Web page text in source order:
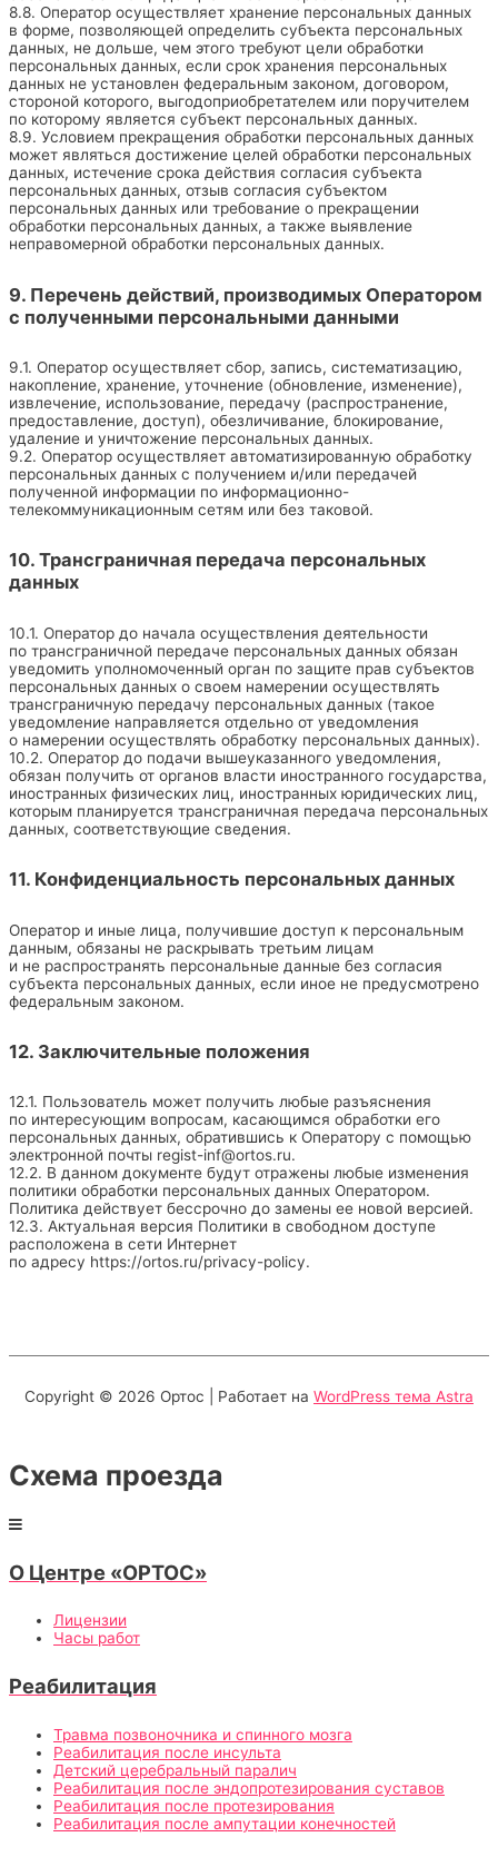
8.8. Оператор осуществляет хранение персональных данных
в форме, позволяющей определить субъекта персональных
данных, не дольше, чем этого требуют цели обработки
персональных данных, если срок хранения персональных
данных не установлен федеральным законом, договором,
стороной которого, выгодоприобретателем или поручителем
по которому является субъект персональных данных.
8.9. Условием прекращения обработки персональных данных
может являться достижение целей обработки персональных
данных, истечение срока действия согласия субъекта
персональных данных, отзыв согласия субъектом
персональных данных или требование о прекращении
обработки персональных данных, а также выявление
неправомерной обработки персональных данных.
9. Перечень действий, производимых Оператором
с полученными персональными данными
9.1. Оператор осуществляет сбор, запись, систематизацию,
накопление, хранение, уточнение (обновление, изменение),
извлечение, использование, передачу (распространение,
предоставление, доступ), обезличивание, блокирование,
удаление и уничтожение персональных данных.
9.2. Оператор осуществляет автоматизированную обработку
персональных данных с получением и/или передачей
полученной информации по информационно-
телекоммуникационным сетям или без таковой.
10. Трансграничная передача персональных
данных
10.1. Оператор до начала осуществления деятельности
по трансграничной передаче персональных данных обязан
уведомить уполномоченный орган по защите прав субъектов
персональных данных о своем намерении осуществлять
трансграничную передачу персональных данных (такое
уведомление направляется отдельно от уведомления
о намерении осуществлять обработку персональных данных).
10.2. Оператор до подачи вышеуказанного уведомления,
обязан получить от органов власти иностранного государства,
иностранных физических лиц, иностранных юридических лиц,
которым планируется трансграничная передача персональных
данных, соответствующие сведения.
11. Конфиденциальность персональных данных
Оператор и иные лица, получившие доступ к персональным
данным, обязаны не раскрывать третьим лицам
и не распространять персональные данные без согласия
субъекта персональных данных, если иное не предусмотрено
федеральным законом.
12. Заключительные положения
12.1. Пользователь может получить любые разъяснения
по интересующим вопросам, касающимся обработки его
персональных данных, обратившись к Оператору с помощью
электронной почты regist-inf@ortos.ru.
12.2. В данном документе будут отражены любые изменения
политики обработки персональных данных Оператором.
Политика действует бессрочно до замены ее новой версией.
12.3. Актуальная версия Политики в свободном доступе
расположена в сети Интернет
по адресу https://ortos.ru/privacy-policy.
Copyright © 2026 Ортос | Работает на WordPress тема Astra
Схема проезда
О Центре «ОРТОС»
Лицензии
Часы работ
Реабилитация
Травма позвоночника и спинного мозга
Реабилитация после инсульта
Детский церебральный паралич
Реабилитация после эндопротезирования суставов
Реабилитация после протезирования
Реабилитация после ампутации конечностей